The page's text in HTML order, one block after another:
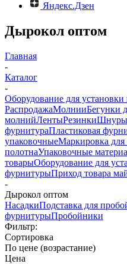
Яндекс.Дзен
Дырокол оптом
Главная
-
Каталог
-
Оборудование для
РаспродажаМолнииБегунки
молнийЛентыРезинкиШнуры
фурнитураПластиковая
упаковочныеМаркировка
полотнаУпаковочные
товарыОборудование для
фурнитурыПриход товара
-
Дырокол оптом
НасадкиПодставка для
фурнитурыПробойники
Фильтр:
Сортировка
По цене (возрастание)
Цена